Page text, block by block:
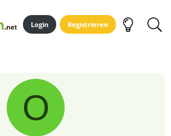
Login Registrieren
O